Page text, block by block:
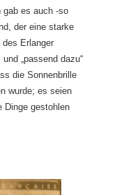
gab es auch -so
der eine starke
des Erlanger
„passend dazu“
die Sonnenbrille
wurde; es seien
Dinge gestohlen